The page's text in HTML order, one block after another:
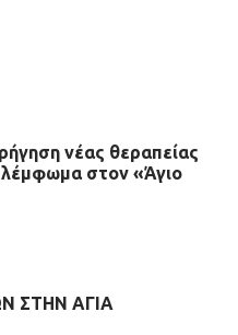
νέας θεραπείας
λέμφωμα στον «Άγιο
ΣΤΗΝ ΑΓΙΑ